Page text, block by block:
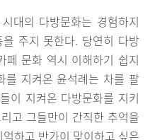
대의 다방문화는 경험하지
주지 못한다. 당연히 다방
페 문화 역시 이해하기 쉽지
를 지켜온 윤석례는 차를 팔
이 지켜온 다방문화를 지키
고 그들만이 간직한 추억을
하고 반가이 맞이하고 싶은